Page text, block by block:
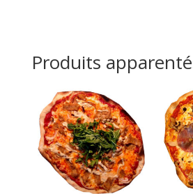
Produits